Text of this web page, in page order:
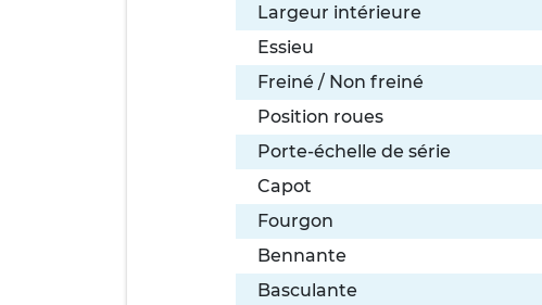
Largeur intérieure
Essieu
Freiné / Non freiné
Position roues
Porte-échelle de série
Capot
Fourgon
Bennante
Basculante